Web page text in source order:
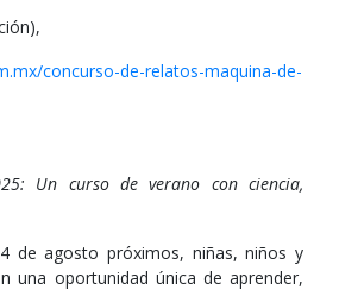
concurso-de-relatos-maquina-de-
Un curso de verano con ciencia,
de agosto próximos, niñas, niños y
una oportunidad única de aprender,